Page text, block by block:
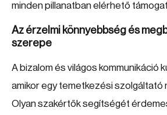
minden pillanatban elérhető
Az érzelmi könnyebbség és
szerepe
A bizalom és világos kommunikáció
amikor egy temetkezési szolgáltató
Olyan szakértők segítségét